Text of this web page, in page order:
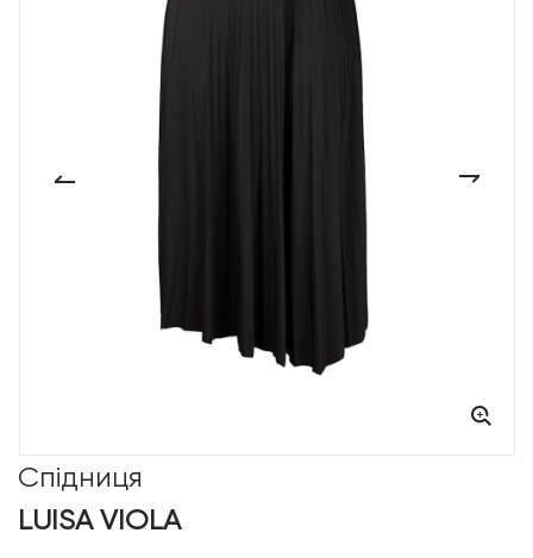
Спідниця
LUISA VIOLA